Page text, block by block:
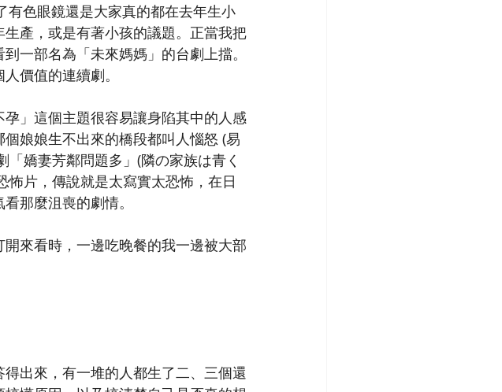
有色眼鏡還是大家真的都在去年生小
產，或是有著小孩的議題。正當我把
一部名為「未來媽媽」的台劇上擋。
價值的連續劇。
」這個主題很容易讓身陷其中的人感
娘娘生不出來的橋段都叫人惱怒 (易
嬌妻芳鄰問題多」(隣の家族は青く
怖片，傳說就是太寫實太恐怖，在日
那麼沮喪的劇情。
來看時，一邊吃晚餐的我一邊被大部
出來，有一堆的人都生了二、三個還